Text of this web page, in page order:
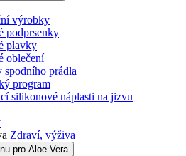
výrobky
podprsenky
plavky
oblečení
spodního prádla
program
silikonové náplasti na jizvu
Zdraví, výživa
pro Aloe Vera